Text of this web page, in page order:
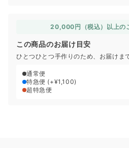
20,000円（税込）以上の
この商品のお届け目安
ひとつひとつ手作りのため、お届けま
通常便
特急便 (+¥1,100)
超特急便